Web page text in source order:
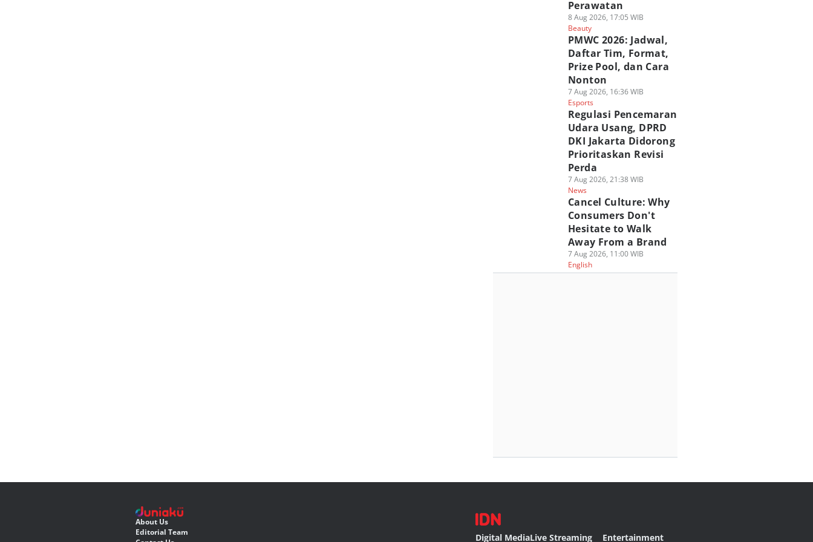
Perawatan
8 Aug 2026, 17:05 WIB
Beauty
PMWC 2026: Jadwal,
Daftar Tim, Format,
Prize Pool, dan Cara
Nonton
7 Aug 2026, 16:36 WIB
Esports
Regulasi Pencemaran
Udara Usang, DPRD
DKI Jakarta Didorong
Prioritaskan Revisi
Perda
7 Aug 2026, 21:38 WIB
News
Cancel Culture: Why
Consumers Don't
Hesitate to Walk
Away From a Brand
7 Aug 2026, 11:00 WIB
English
About Us
Editorial Team
Digital MediaLive Streaming Entertainment